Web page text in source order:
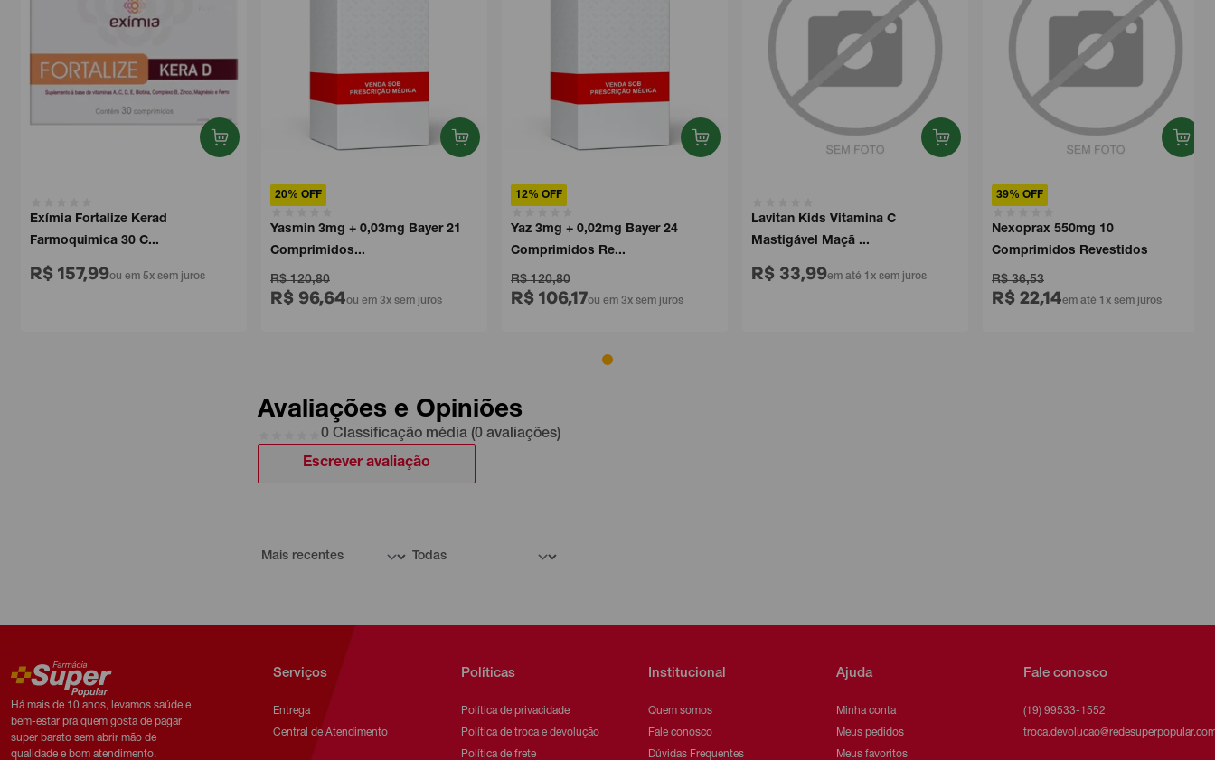
Exímia Fortalize Kerad
Farmoquimica 30 C...
R$ 157,99ou em 5x sem juros
20% OFF
Yasmin 3mg + 0,03mg Bayer 21
Comprimidos...
R$ 120,80
R$ 96,64ou em 3x sem juros
12% OFF
Yaz 3mg + 0,02mg Bayer 24
Comprimidos Re...
R$ 120,80
R$ 106,17 ou em 3x sem juros
Lavitan Kids Vitamina C
Mastigável Maçã ...
R$ 33,99em até 1x sem juros
39% OFF
Nexoprax 550mg 10
Comprimidos Revestidos
R$ 36,53
R$ 22,14 em até 1x sem juros
Avaliações e Opiniões
0 Classificação média (0 avaliações)
Escrever avaliação
Há mais de 10 anos, levamos saúde e
bem-estar pra quem gosta de pagar
super barato sem abrir mão de
qualidade e bom atendimento.
Serviços
Entrega
Central de Atendimento
Políticas
Política de privacidade
Política de troca e devolução
Política de frete
Institucional
Quem somos
Fale conosco
Dúvidas Frequentes
Ajuda
Minha conta
Meus pedidos
Meus favoritos
Fale conosco
(19) 99533-1552